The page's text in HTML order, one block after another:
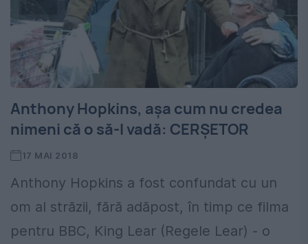
Anthony Hopkins, aşa cum nu credea
nimeni că o să-l vadă: CERŞETOR
17 MAI 2018
Anthony Hopkins a fost confundat cu un
om al străzii, fără adăpost, în timp ce filma
pentru BBC, King Lear (Regele Lear) - o